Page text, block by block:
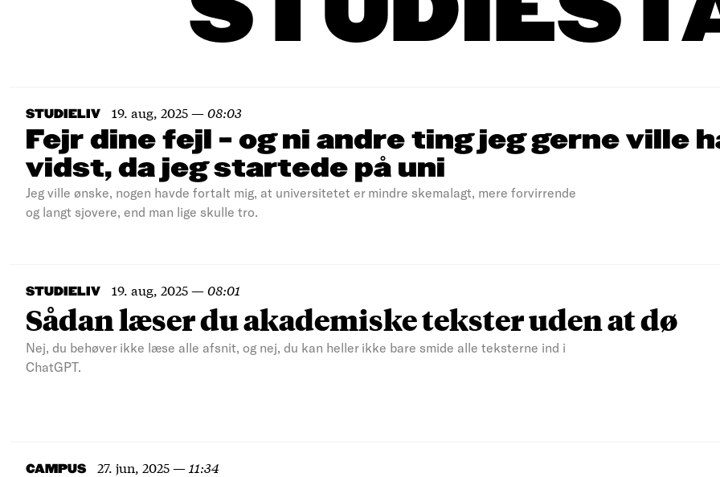
STUDIELIV 19. aug, 2025—08:03
Fejr dine fejl – og ni andre ting jeg gerne ville
vidst, da jeg startede på uni
Jeg ville ønske, nogen havde fortalt mig, at universitetet er mindre skemalagt, mere forvirrende
og langt sjovere, end man lige skulle tro.
STUDIELIV 19. aug, 2025—08:01
Sådan læser du akademiske tekster uden at dø
Nej, du behøver ikke læse alle afsnit, og nej, du kan heller ikke bare smide alle teksterne ind i
ChatGPT.
CAMPUS 27. jun, 2025— 11:34